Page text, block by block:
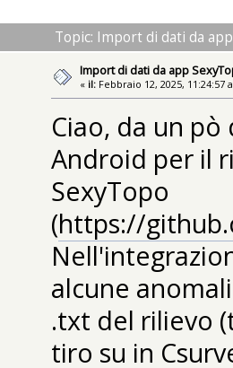
Topic: Import di dati da
Import di dati da app
« il: Febbraio 12, 2025, 11:24:57
Ciao, da un
Android per il
SexyTopo
(https://
alcune
.txt del rilievo
tiro su in